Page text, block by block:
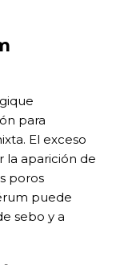
para
El exceso
la aparición de
poros
puede
sebo y a